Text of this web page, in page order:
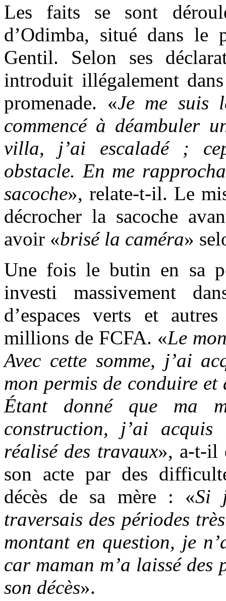
Les faits se sont
d’Odimba, situé dans le
Gentil. Selon ses
introduit illégalement
promenade. «Je me suis
commencé à déambuler
villa, j’ai escaladé ;
obstacle. En me
sacoche», relate-t-il. Le
décrocher la sacoche
avoir «brisé la caméra»
Une fois le butin en sa
investi massivement
d’espaces verts et
millions de FCFA. «Le
Avec cette somme, j’ai
mon permis de conduire et
Étant donné que ma
construction, j’ai
réalisé des travaux», a-t-il
son acte par des
décès de sa mère : «Si
traversais des périodes
montant en question, je
car maman m’a laissé
son décès».